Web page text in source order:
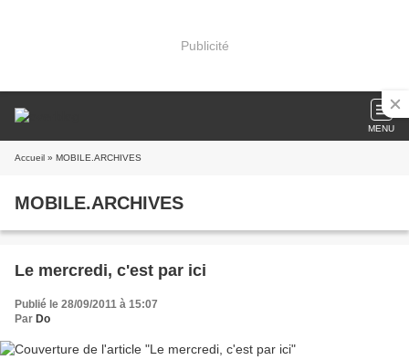
Publicité
MENU
Accueil » MOBILE.ARCHIVES
MOBILE.ARCHIVES
Le mercredi, c'est par ici
Publié le 28/09/2011 à 15:07
Par Do